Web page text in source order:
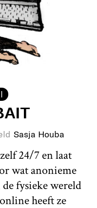
Sasja Houba
24/7 en laat
wat anonieme
fysieke wereld
heeft ze